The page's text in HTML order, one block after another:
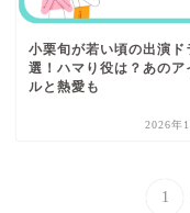
小栗旬が若い頃の出演ド
選！ハマり役は？あのア
ルと熱愛も
2026年
1